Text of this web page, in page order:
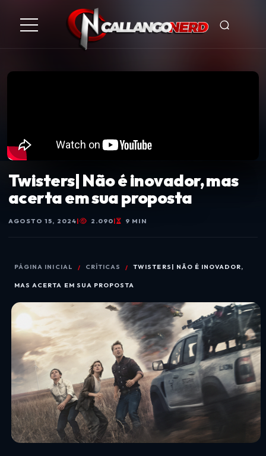
Twisters| Não é inovador, mas
acerta em sua proposta
AGOSTO 15, 2024| 2.090| 9 MIN
PÁGINA INICIAL CRÍTICAS TWISTERS| NÃO É INOVADOR,
MAS ACERTA EM SUA PROPOSTA